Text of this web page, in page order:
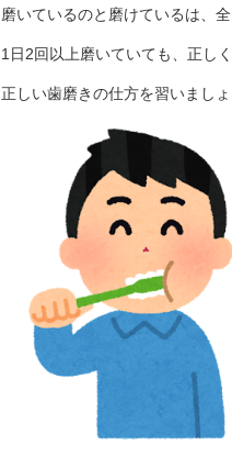
磨いているのと磨けているは、全
1日2回以上磨いていても、正し
正しい歯磨きの仕方を習いましょ